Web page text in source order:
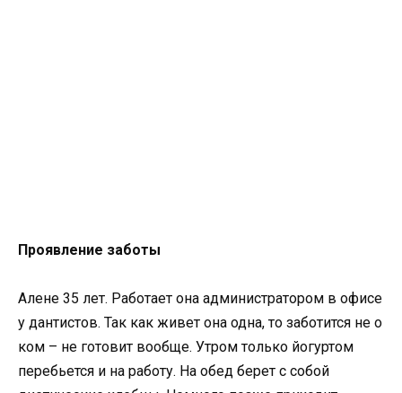
Проявление заботы
Алене 35 лет. Работает она администратором в офисе
у дантистов. Так как живет она одна, то заботится не о
ком – не готовит вообще. Утром только йогуртом
перебьется и на работу. На обед берет с собой